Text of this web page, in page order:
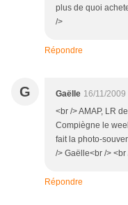
plus de quoi
/>
Répondre
G Gaëlle 16/11/2009
<br /> AMAP, LR
Compiègne le
fait la photo-
/> Gaëlle<br /> <br
Répondre